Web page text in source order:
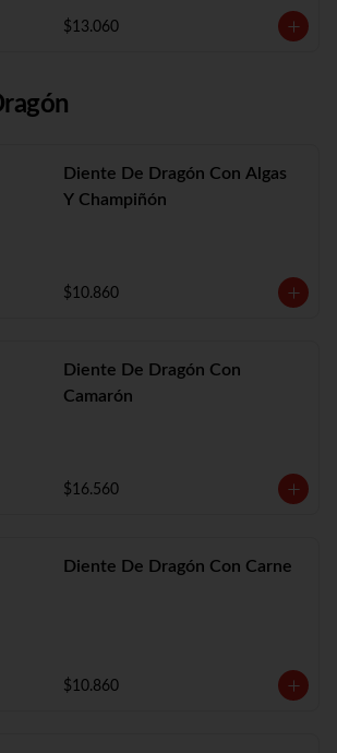
$13.060
Diente De Dragón Con Algas
Y Champiñón
$10.860
Diente De Dragón Con
Camarón
$16.560
Diente De Dragón Con Carne
$10.860